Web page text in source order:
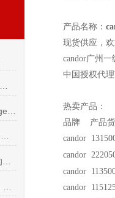
产品名称：
现货供应，
candor广州一
中国授权代
热卖产品：
品牌 产品
candor
candor
candor
candor